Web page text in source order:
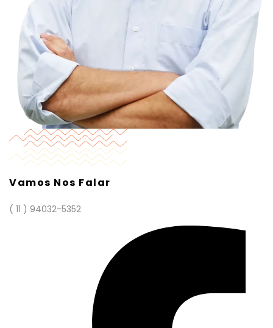
Vamos Nos Falar
( 11 ) 94032-5352